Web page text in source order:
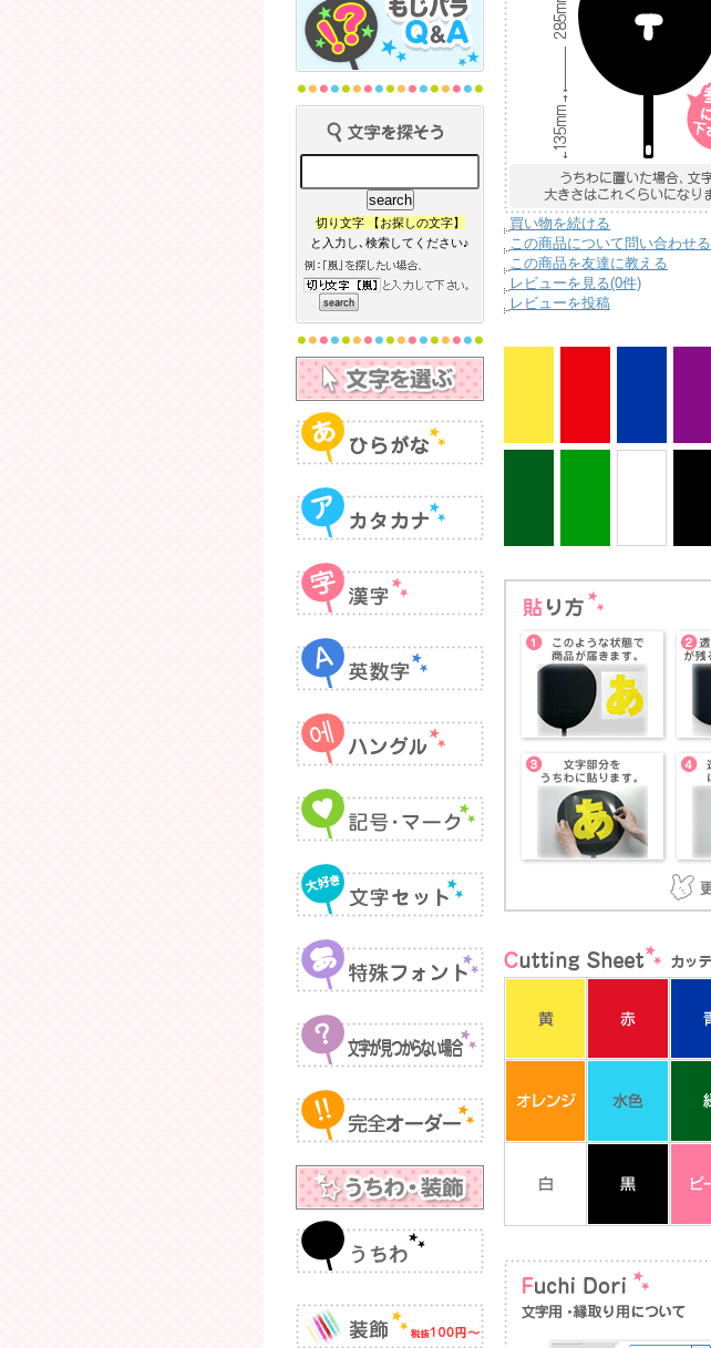
切り文字 【お探しの文字】
と入力し､検索してください♪
買い物を続ける
この商品について問い合わせる
この商品を友達に教える
レビューを見る(0件)
レビューを投稿